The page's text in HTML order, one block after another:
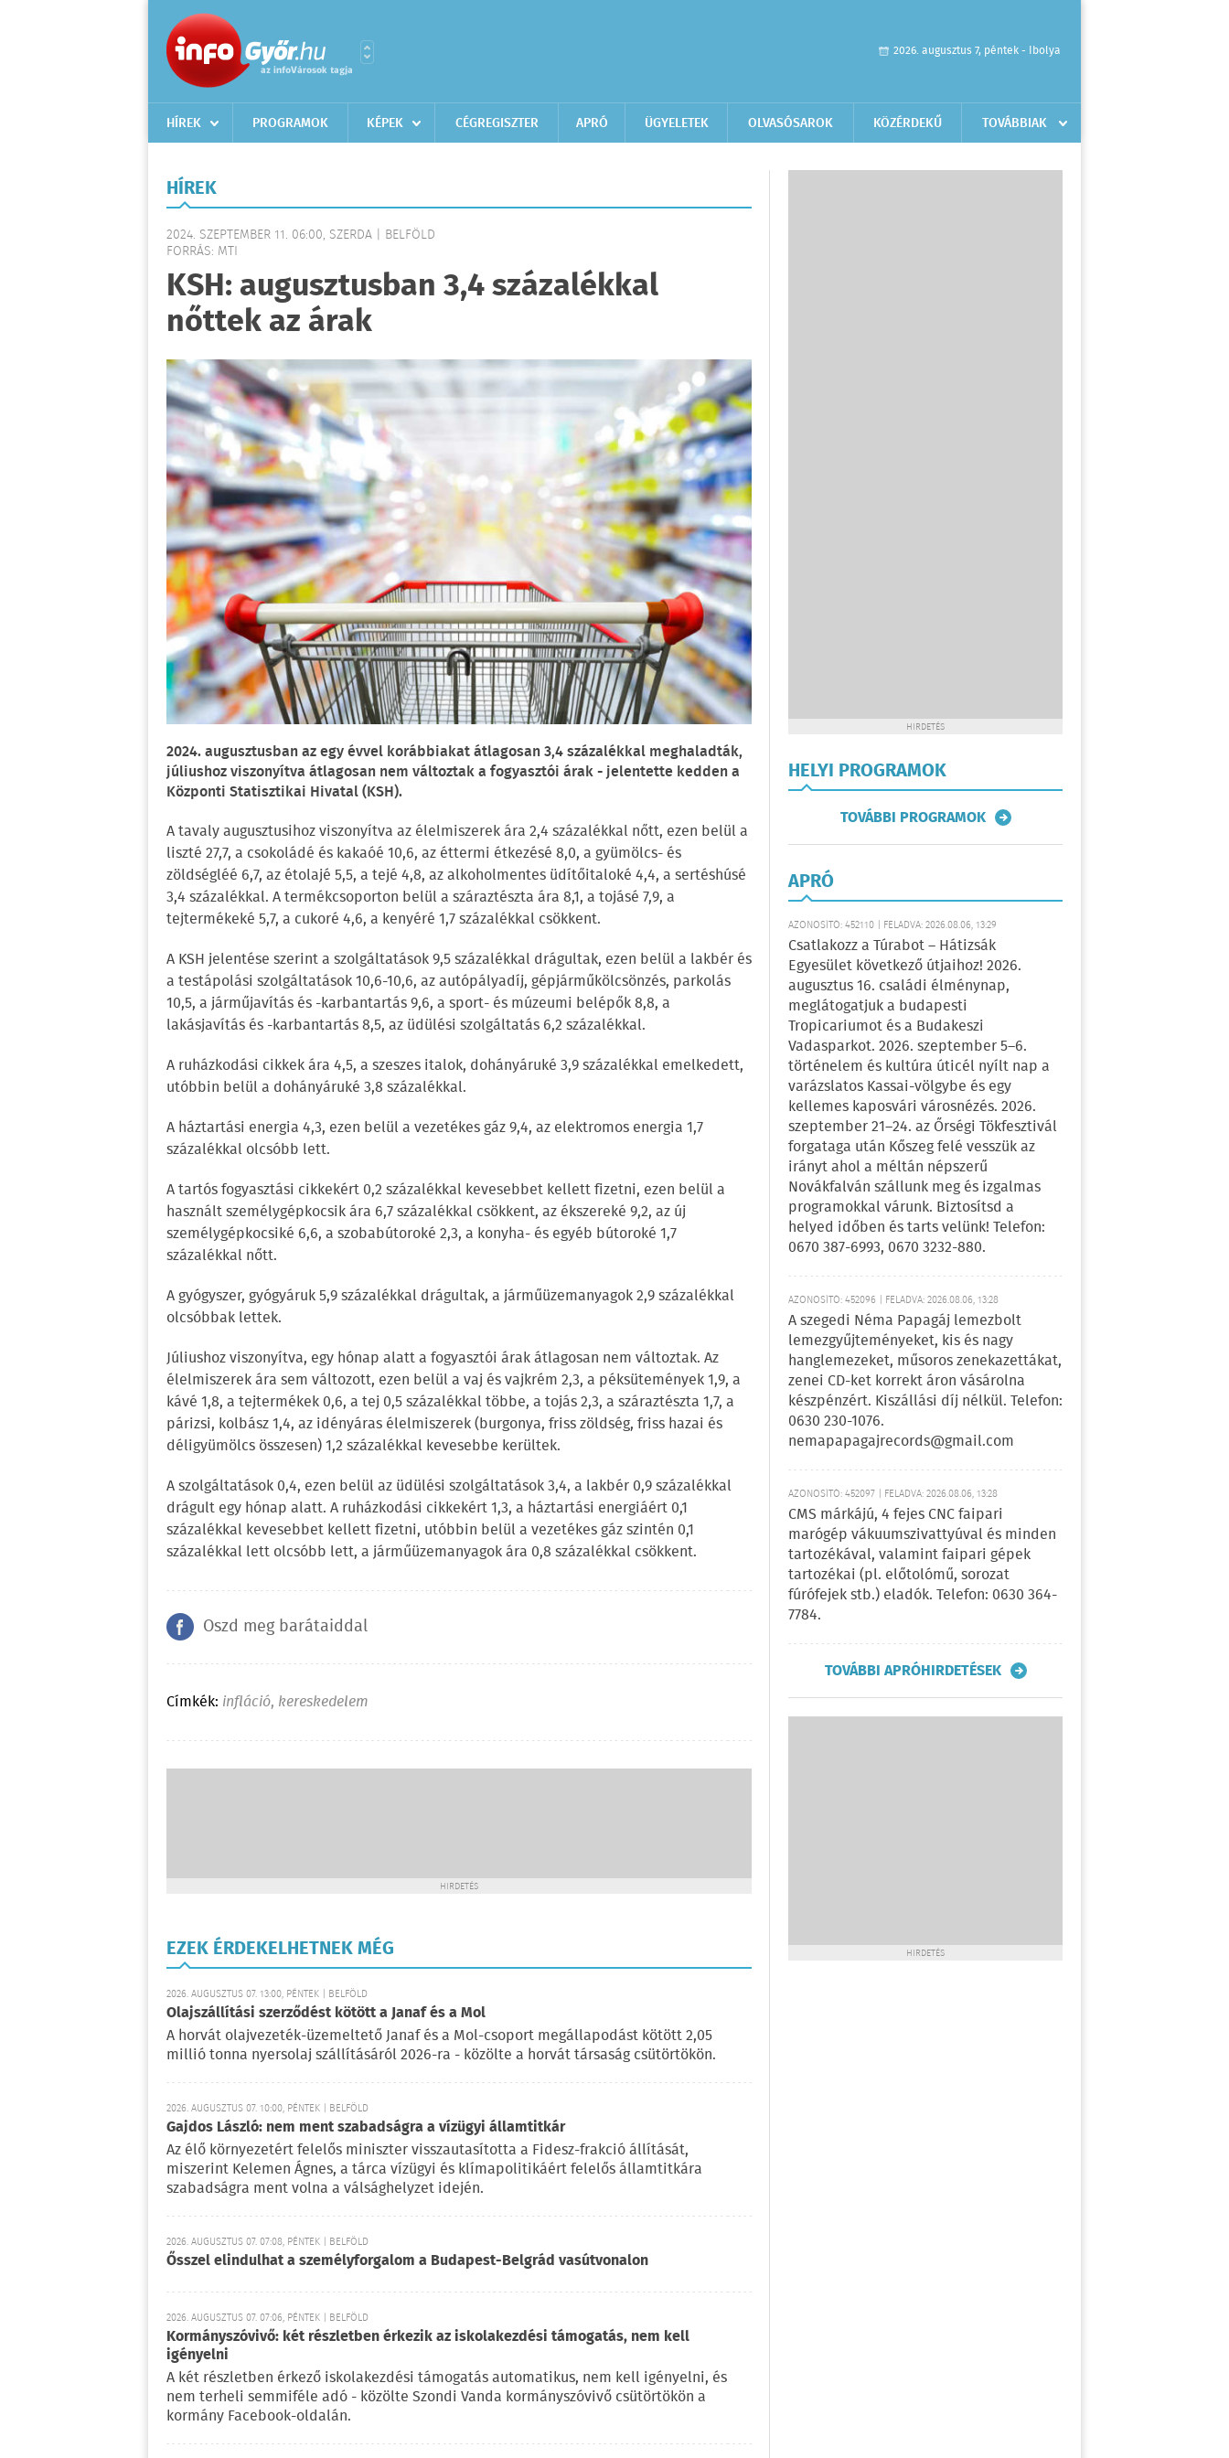
2026. augusztus 7, péntek - Ibolya
HÍREK PROGRAMOK KÉPEK CÉGREGISZTER APRÓ ÜGYELETEK OLVASÓSAROK KÖZÉRDEKŰ TOVÁBBIAK
HÍREK
2024. SZEPTEMBER 11. 06:00, SZERDA | BELFÖLD
FORRÁS: MTI
KSH: augusztusban 3,4 százalékkal
nőttek az árak
2024. augusztusban az egy évvel korábbiakat átlagosan 3,4 százalékkal meghaladták,
júliushoz viszonyítva átlagosan nem változtak a fogyasztói árak - jelentette kedden a
Központi Statisztikai Hivatal (KSH).
A tavaly augusztusihoz viszonyítva az élelmiszerek ára 2,4 százalékkal nőtt, ezen belül a
liszté 27,7, a csokoládé és kakaóé 10,6, az éttermi étkezésé 8,0, a gyümölcs- és
zöldségléé 6,7, az étolajé 5,5, a tejé 4,8, az alkoholmentes üdítőitaloké 4,4, a sertéshúsé
3,4 százalékkal. A termékcsoporton belül a száraztészta ára 8,1, a tojásé 7,9, a
tejtermékeké 5,7, a cukoré 4,6, a kenyéré 1,7 százalékkal csökkent.
A KSH jelentése szerint a szolgáltatások 9,5 százalékkal drágultak, ezen belül a lakbér és
a testápolási szolgáltatások 10,6-10,6, az autópályadíj, gépjárműkölcsönzés, parkolás
10,5, a járműjavítás és -karbantartás 9,6, a sport- és múzeumi belépők 8,8, a
lakásjavítás és -karbantartás 8,5, az üdülési szolgáltatás 6,2 százalékkal.
A ruházkodási cikkek ára 4,5, a szeszes italok, dohányáruké 3,9 százalékkal emelkedett,
utóbbin belül a dohányáruké 3,8 százalékkal.
A háztartási energia 4,3, ezen belül a vezetékes gáz 9,4, az elektromos energia 1,7
százalékkal olcsóbb lett.
A tartós fogyasztási cikkekért 0,2 százalékkal kevesebbet kellett fizetni, ezen belül a
használt személygépkocsik ára 6,7 százalékkal csökkent, az ékszereké 9,2, az új
személygépkocsiké 6,6, a szobabútoroké 2,3, a konyha- és egyéb bútoroké 1,7
százalékkal nőtt.
A gyógyszer, gyógyáruk 5,9 százalékkal drágultak, a járműüzemanyagok 2,9 százalékkal
olcsóbbak lettek.
Júliushoz viszonyítva, egy hónap alatt a fogyasztói árak átlagosan nem változtak. Az
élelmiszerek ára sem változott, ezen belül a vaj és vajkrém 2,3, a péksütemények 1,9, a
kávé 1,8, a tejtermékek 0,6, a tej 0,5 százalékkal többe, a tojás 2,3, a száraztészta 1,7, a
párizsi, kolbász 1,4, az idényáras élelmiszerek (burgonya, friss zöldség, friss hazai és
déligyümölcs összesen) 1,2 százalékkal kevesebbe kerültek.
A szolgáltatások 0,4, ezen belül az üdülési szolgáltatások 3,4, a lakbér 0,9 százalékkal
drágult egy hónap alatt. A ruházkodási cikkekért 1,3, a háztartási energiáért 0,1
százalékkal kevesebbet kellett fizetni, utóbbin belül a vezetékes gáz szintén 0,1
százalékkal lett olcsóbb lett, a járműüzemanyagok ára 0,8 százalékkal csökkent.
Oszd meg barátaiddal
Címkék: infláció, kereskedelem
HIRDETÉS
EZEK ÉRDEKELHETNEK MÉG
2026. AUGUSZTUS 07. 13:00, PÉNTEK | BELFÖLD
Olajszállítási szerződést kötött a Janaf és a Mol
A horvát olajvezeték-üzemeltető Janaf és a Mol-csoport megállapodást kötött 2,05
millió tonna nyersolaj szállításáról 2026-ra - közölte a horvát társaság csütörtökön.
2026. AUGUSZTUS 07. 10:00, PÉNTEK | BELFÖLD
Gajdos László: nem ment szabadságra a vízügyi államtitkár
Az élő környezetért felelős miniszter visszautasította a Fidesz-frakció állítását,
miszerint Kelemen Ágnes, a tárca vízügyi és klímapolitikáért felelős államtitkára
szabadságra ment volna a válsághelyzet idején.
2026. AUGUSZTUS 07. 07:08, PÉNTEK | BELFÖLD
Ősszel elindulhat a személyforgalom a Budapest-Belgrád vasútvonalon
2026. AUGUSZTUS 07. 07:06, PÉNTEK | BELFÖLD
Kormányszóvivő: két részletben érkezik az iskolakezdési támogatás, nem kell
igényelni
A két részletben érkező iskolakezdési támogatás automatikus, nem kell igényelni, és
nem terheli semmiféle adó - közölte Szondi Vanda kormányszóvivő csütörtökön a
kormány Facebook-oldalán.
HIRDETÉS
HELYI PROGRAMOK
TOVÁBBI PROGRAMOK
APRÓ
AZONOSÍTÓ: 452110 | FELADVA: 2026.08.06, 13:29
Csatlakozz a Túrabot – Hátizsák
Egyesület következő útjaihoz! 2026.
augusztus 16. családi élménynap,
meglátogatjuk a budapesti
Tropicariumot és a Budakeszi
Vadasparkot. 2026. szeptember 5–6.
történelem és kultúra úticél nyílt nap a
varázslatos Kassai-völgybe és egy
kellemes kaposvári városnézés. 2026.
szeptember 21–24. az Őrségi Tökfesztivál
forgataga után Kőszeg felé vesszük az
irányt ahol a méltán népszerű
Novákfalván szállunk meg és izgalmas
programokkal várunk. Biztosítsd a
helyed időben és tarts velünk! Telefon:
0670 387-6993, 0670 3232-880.
AZONOSÍTÓ: 452096 | FELADVA: 2026.08.06, 13:28
A szegedi Néma Papagáj lemezbolt
lemezgyűjteményeket, kis és nagy
hanglemezeket, műsoros zenekazettákat,
zenei CD-ket korrekt áron vásárolna
készpénzért. Kiszállási díj nélkül. Telefon:
0630 230-1076.
nemapapagajrecords@gmail.com
AZONOSÍTÓ: 452097 | FELADVA: 2026.08.06, 13:28
CMS márkájú, 4 fejes CNC faipari
marógép vákuumszivattyúval és minden
tartozékával, valamint faipari gépek
tartozékai (pl. előtolómű, sorozat
fúrófejek stb.) eladók. Telefon: 0630 364-
7784.
TOVÁBBI APRÓHIRDETÉSEK
HIRDETÉS